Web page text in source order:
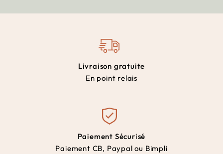
Livraison gratuite
En point relais
Paiement Sécurisé
Paiement CB, Paypal ou Bimpli